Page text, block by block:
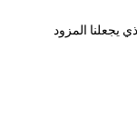
يجعلنا المزود